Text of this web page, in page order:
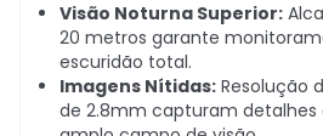
Visão Noturna Superior:
20 metros garante
escuridão total.
Imagens Nítidas: Resolução
de 2.8mm capturam detalhes